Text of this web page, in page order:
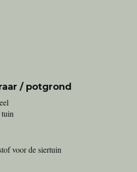
/ potgrond
voor de siertuin